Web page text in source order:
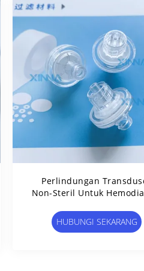
Perlindungan
Non-Steril Untuk
HUBUNGI SEKARANG